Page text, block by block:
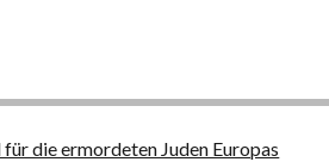
die ermordeten Juden Europas